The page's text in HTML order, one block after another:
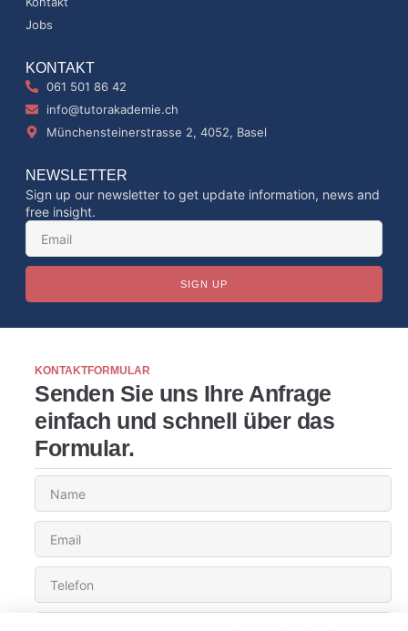
Jobs
KONTAKT
061 501 86 42
info@tutorakademie.ch
Münchensteinerstrasse 2, 4052, Basel
NEWSLETTER
Sign up our newsletter to get update information, news and
free insight.
SIGN UP
KONTAKTFORMULAR
Senden Sie uns Ihre Anfrage
einfach und schnell über das
Formular.